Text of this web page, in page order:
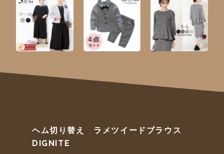
ヘム切り替え ラメツイードブラウス
DIGNITE